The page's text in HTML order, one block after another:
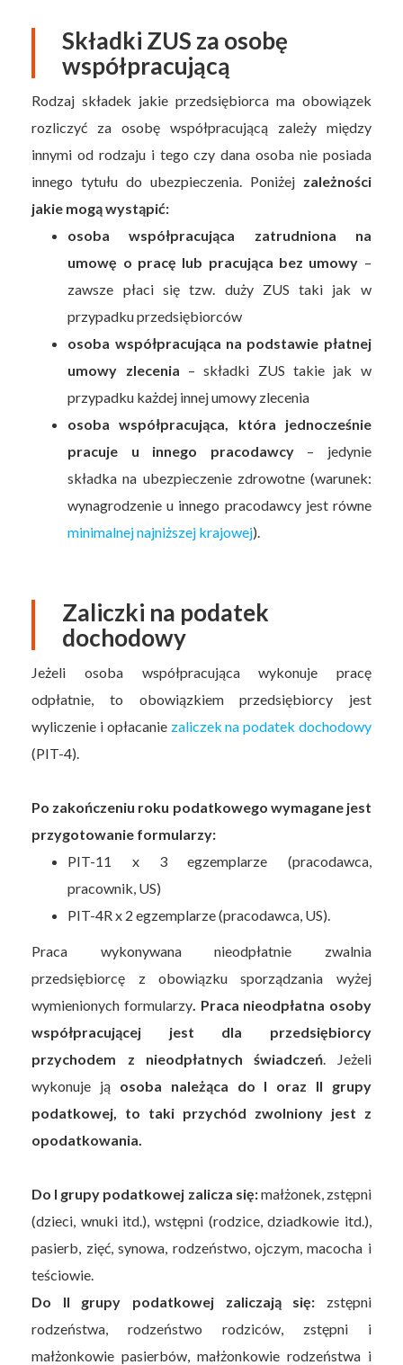
Składki ZUS za osobę
współpracującą
Rodzaj składek jakie przedsiębiorca ma obowiązek
rozliczyć za osobę współpracującą zależy między
innymi od rodzaju i tego czy dana osoba nie posiada
innego tytułu do ubezpieczenia. Poniżej zależności
jakie mogą wystąpić:
osoba współpracująca zatrudniona na
umowę o pracę lub pracująca bez umowy –
zawsze płaci się tzw. duży ZUS taki jak w
przypadku przedsiębiorców
osoba współpracująca na podstawie płatnej
umowy zlecenia – składki ZUS takie jak w
przypadku każdej innej umowy zlecenia
osoba współpracująca, która jednocześnie
pracuje u innego pracodawcy– jedynie
składka na ubezpieczenie zdrowotne (warunek:
wynagrodzenie u innego pracodawcy jest równe
minimalnej najniższej krajowej).
Zaliczki na podatek
dochodowy
Jeżeli osoba współpracująca wykonuje pracę
odpłatnie, to obowiązkiem przedsiębiorcy jest
wyliczenie i opłacanie zaliczek na podatek dochodowy
(PIT-4).
Po zakończeniu roku podatkowego wymagane jest
przygotowanie formularzy:
PIT-11 x 3 egzemplarze (pracodawca,
pracownik, US)
PIT-4R x 2 egzemplarze (pracodawca, US).
Praca wykonywana nieodpłatnie zwalnia
przedsiębiorcę z obowiązku sporządzania wyżej
wymienionych formularzy Praca nieodpłatna osoby
współpracującej jest dla przedsiębiorcy
przychodem z nieodpłatnych świadczeń . Jeżeli
wykonuje ją osoba należąca do I oraz II grupy
podatkowej, to taki przychód zwolniony jest z
opodatkowania.
Do I grupy podatkowej zalicza się:małżonek, zstępni
(dzieci, wnuki itd.), wstępni (rodzice, dziadkowie itd.),
pasierb, zięć, synowa, rodzeństwo, ojczym, macocha i
teściowie.
Do II grupy podatkowej zaliczają się: zstępni
rodzeństwa, rodzeństwo rodziców, zstępni i
małżonkowie pasierbów, małżonkowie rodzeństwa i